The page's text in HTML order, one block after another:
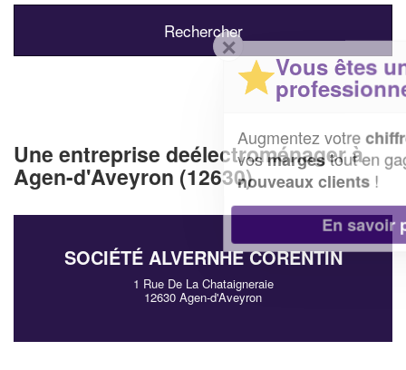
Une entreprise deélectroménager à
Agen-d'Aveyron (12630)
SOCIÉTÉ ALVERNHE CORENTIN
1 Rue De La Chataigneraie
12630 Agen-d'Aveyron
Vous êtes un
professionnel ?
Augmentez votrechiffre d'affaireset
vosmargestout en gagnant de
nouveaux clients!